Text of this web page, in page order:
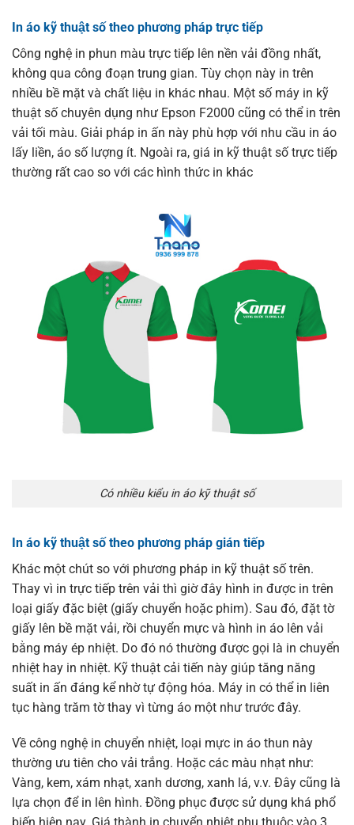
In áo kỹ thuật số theo phương pháp trực tiếp
Công nghệ in phun màu trực tiếp lên nền vải đồng nhất,
không qua công đoạn trung gian. Tùy chọn này in trên
nhiều bề mặt và chất liệu in khác nhau. Một số máy in kỹ
thuật số chuyên dụng như Epson F2000 cũng có thể in trên
vải tối màu. Giải pháp in ấn này phù hợp với nhu cầu in áo
lấy liền, áo số lượng ít. Ngoài ra, giá in kỹ thuật số trực tiếp
thường rất cao so với các hình thức in khác
Có nhiều kiểu in áo kỹ thuật số
In áo kỹ thuật số theo phương pháp gián tiếp
Khác một chút so với phương pháp in kỹ thuật số trên.
Thay vì in trực tiếp trên vải thì giờ đây hình in được in trên
loại giấy đặc biệt (giấy chuyển hoặc phim). Sau đó, đặt tờ
giấy lên bề mặt vải, rồi chuyển mực và hình in áo lên vải
bằng máy ép nhiệt. Do đó nó thường được gọi là in chuyển
nhiệt hay in nhiệt. Kỹ thuật cải tiến này giúp tăng năng
suất in ấn đáng kể nhờ tự động hóa. Máy in có thể in liên
tục hàng trăm tờ thay vì từng áo một như trước đây.
Về công nghệ in chuyển nhiệt, loại mực in áo thun này
thường ưu tiên cho vải trắng. Hoặc các màu nhạt như:
Vàng, kem, xám nhạt, xanh dương, xanh lá, v.v. Đây cũng là
lựa chọn để in lên hình. Đồng phục được sử dụng khá phổ